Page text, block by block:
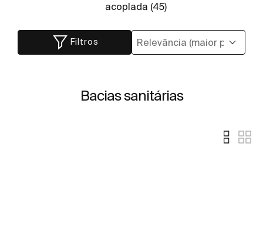
acoplada (45)
Filtros
Bacias sanitárias